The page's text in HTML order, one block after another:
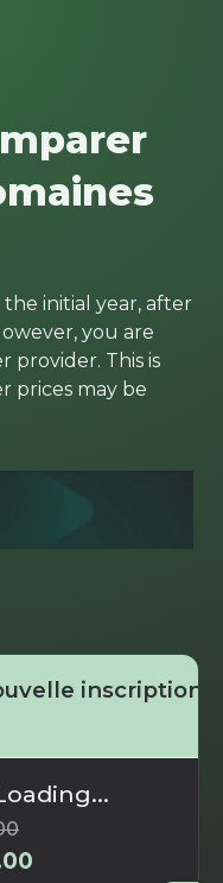
initial year, after
you are
provider. This is
prices may be
inscription